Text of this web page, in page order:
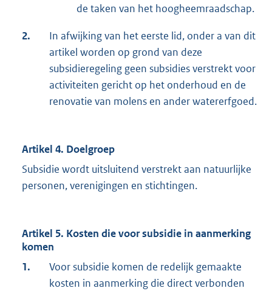
de taken van het hoogheemraadschap.
2.
In afwijking van het eerste lid, onder a van dit
artikel worden op grond van deze
subsidieregeling geen subsidies verstrekt voor
activiteiten gericht op het onderhoud en de
renovatie van molens en ander watererfgoed.
Artikel 4. Doelgroep
Subsidie wordt uitsluitend verstrekt aan natuurlijke
personen, verenigingen en stichtingen.
Artikel 5. Kosten die voor subsidie in aanmerking
komen
1.
Voor subsidie komen de redelijk gemaakte
kosten in aanmerking die direct verbonden